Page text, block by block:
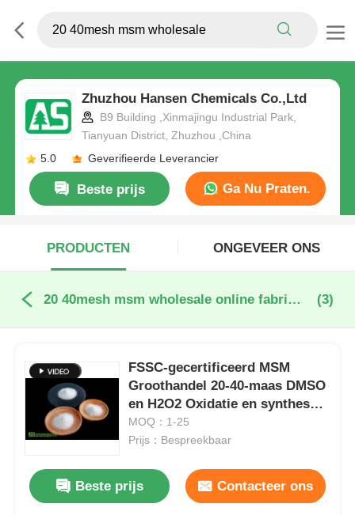
Zhuzhou Hansen Chemicals Co.,Ltd
B9 Building ,Xinmajingu Industrial Park,
Tianyuan District, Zhuzhou ,China
5.0
Geverifieerde Leverancier
Beste prijs Ga Nu Praten.
PRODUCTEN ONGEVEER ONS
20 40mesh msm wholesale online fabricage (3)
FSSC-gecertificeerd MSM
Groothandel 20-40-maas DMSO
en H2O2 Oxidatie en synthese
MSM
MOQ：1-25
Prijs：Bespreekbaar
Beste prijs Contacteer ons